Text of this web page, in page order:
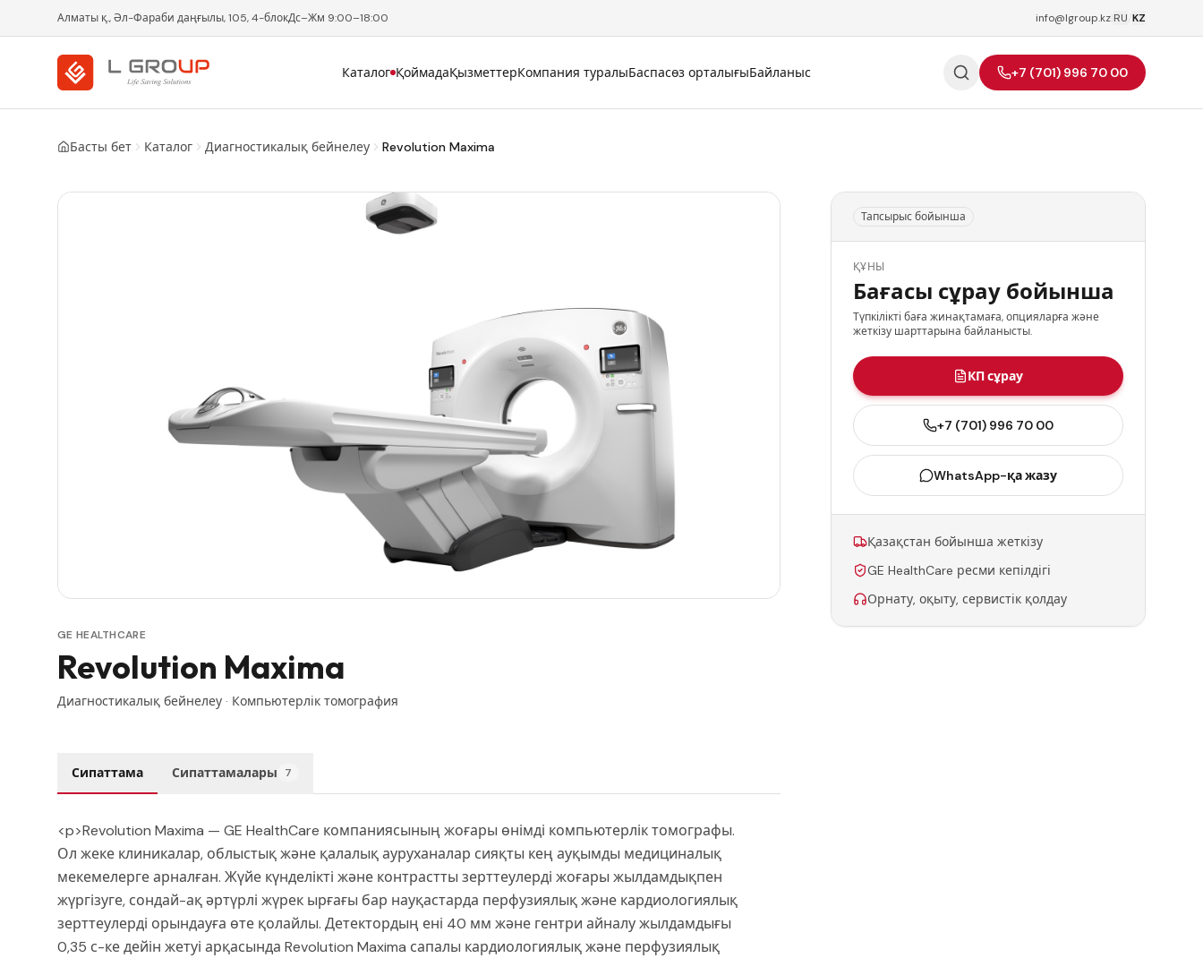
Алматы қ., Әл-Фараби даңғылы, 105, 4-блокДс–Жм 9:00–18:00 info@lgroup.kz RU KZ
Каталог ҚоймадаҚызметтерКомпания туралыБаспасөз орталығыБайланыс +7 (701) 996 70 00
Басты бет Каталог Диагностикалық бейнелеу Revolution Maxima
GE HEALTHCARE
Revolution Maxima
Диагностикалық бейнелеу · Компьютерлік томография
Сипаттама Сипаттамалары 7
<p>Revolution Maxima — GE HealthCare компаниясының жоғары өнімді компьютерлік томографы.
Ол жеке клиникалар, облыстық және қалалық ауруханалар сияқты кең ауқымды медициналық
мекемелерге арналған. Жүйе күнделікті және контрастты зерттеулерді жоғары жылдамдықпен
жүргізуге, сондай-ақ әртүрлі жүрек ырғағы бар науқастарда перфузиялық және кардиологиялық
зерттеулерді орындауға өте қолайлы. Детектордың ені 40 мм және гентри айналу жылдамдығы
0,35 с-ке дейін жетуі арқасында Revolution Maxima сапалы кардиологиялық және перфузиялық
Тапсырыс бойынша
ҚҰНЫ
Бағасы сұрау бойынша
Түпкілікті баға жинақтамаға, опцияларға және
жеткізу шарттарына байланысты.
КП сұрау
+7 (701) 996 70 00
WhatsApp-қа жазу
Қазақстан бойынша жеткізу
GE HealthCare ресми кепілдігі
Орнату, оқыту, сервистік қолдау